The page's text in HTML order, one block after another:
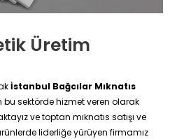
Üretim
İstanbul Bağcılar Mıknatıs
bu sektörde hizmet veren olarak
ve toptan mıknatıs satışı ve
liderliğe yürüyen firmamız